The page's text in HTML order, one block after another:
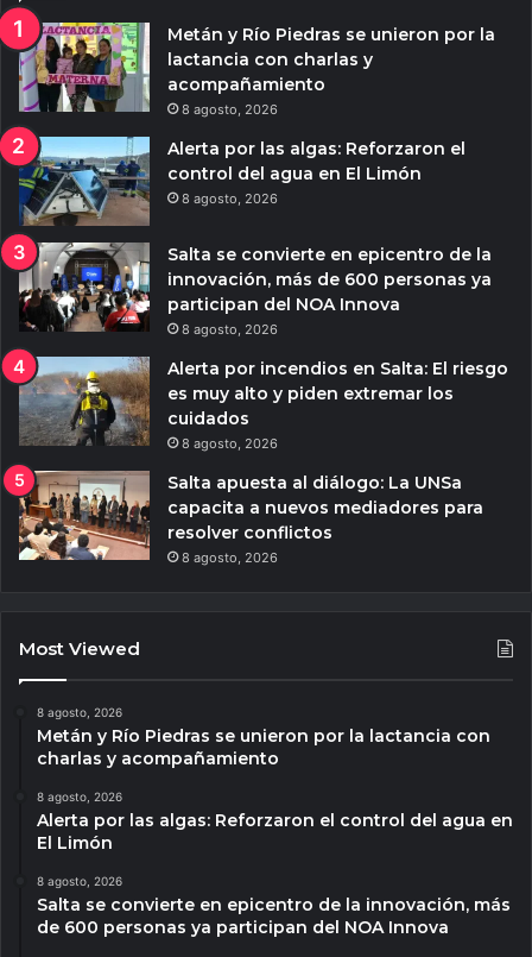
Metán y Río Piedras se unieron por la
lactancia con charlas y
acompañamiento
8 agosto, 2026
Alerta por las algas: Reforzaron el
control del agua en El Limón
8 agosto, 2026
Salta se convierte en epicentro de la
innovación, más de 600 personas ya
participan del NOA Innova
8 agosto, 2026
Alerta por incendios en Salta: El riesgo
es muy alto y piden extremar los
cuidados
8 agosto, 2026
Salta apuesta al diálogo: La UNSa
capacita a nuevos mediadores para
resolver conflictos
8 agosto, 2026
Most Viewed
8 agosto, 2026
Metán y Río Piedras se unieron por la lactancia con
charlas y acompañamiento
8 agosto, 2026
Alerta por las algas: Reforzaron el control del agua en
El Limón
8 agosto, 2026
Salta se convierte en epicentro de la innovación, más
de 600 personas ya participan del NOA Innova